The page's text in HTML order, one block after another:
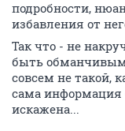
подробности,
избавления от
Так что - не
быть
совсем не такой,
сама
искажена...